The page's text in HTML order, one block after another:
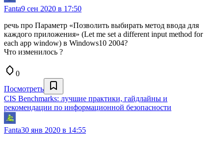
Fanta9 сен 2020 в 17:50
речь про Параметр «Позволить выбирать метод ввода для
каждого приложения» (Let me set a different input method for
each app window) в Windows10 2004?
Что изменилоcь ?
0
Посмотреть
CIS Benchmarks: лучшие практики, гайдлайны и
рекомендации по информационной безопасности
Fanta30 янв 2020 в 14:55